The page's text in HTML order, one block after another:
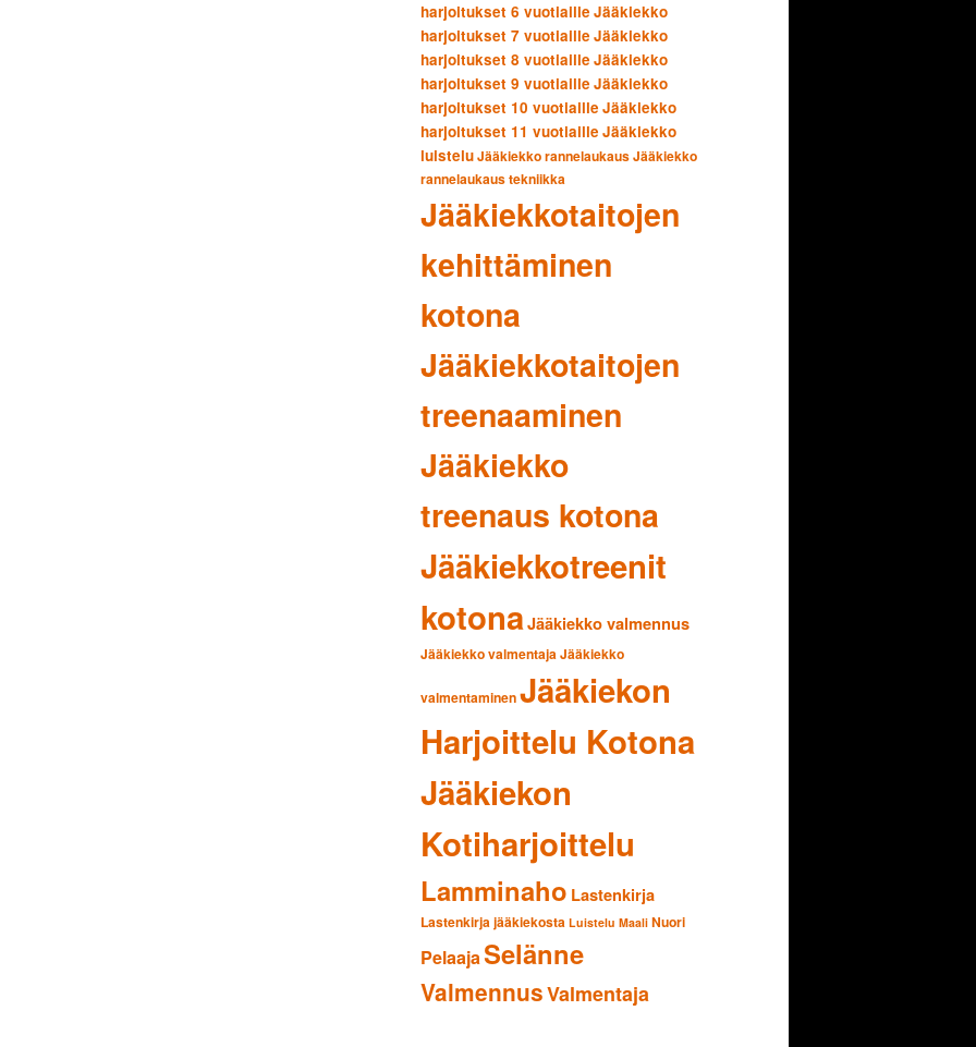
harjoitukset 6 vuotiaille Jääkiekko
harjoitukset 7 vuotiaille Jääkiekko
harjoitukset 8 vuotiaille Jääkiekko
harjoitukset 9 vuotiaille Jääkiekko
harjoitukset 10 vuotiaille Jääkiekko
harjoitukset 11 vuotiaille Jääkiekko
luisteluJääkiekko rannelaukausJääkiekko
rannelaukaus tekniikka
Jääkiekkotaitojen
kehittäminen
kotona
Jääkiekkotaitojen
treenaaminen
Jääkiekko
treenaus kotona
Jääkiekkotreenit
kotonaJääkiekko valmennus
Jääkiekko valmentajaJääkiekko
valmentaminenJääkiekon
Harjoittelu Kotona
Jääkiekon
Kotiharjoittelu
Lamminaho Lastenkirja
Lastenkirja jääkiekosta Luistelu Maali Nuori
PelaajaSelänne
ValmennusValmentaja